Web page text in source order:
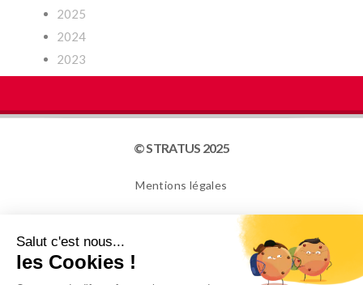
2025
2024
2023
© STRATUS 2025
Mentions légales